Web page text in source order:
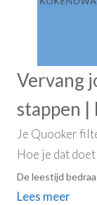
Vervang
stappen
Je Quooker
Hoe je dat
De leestijd
Lees meer